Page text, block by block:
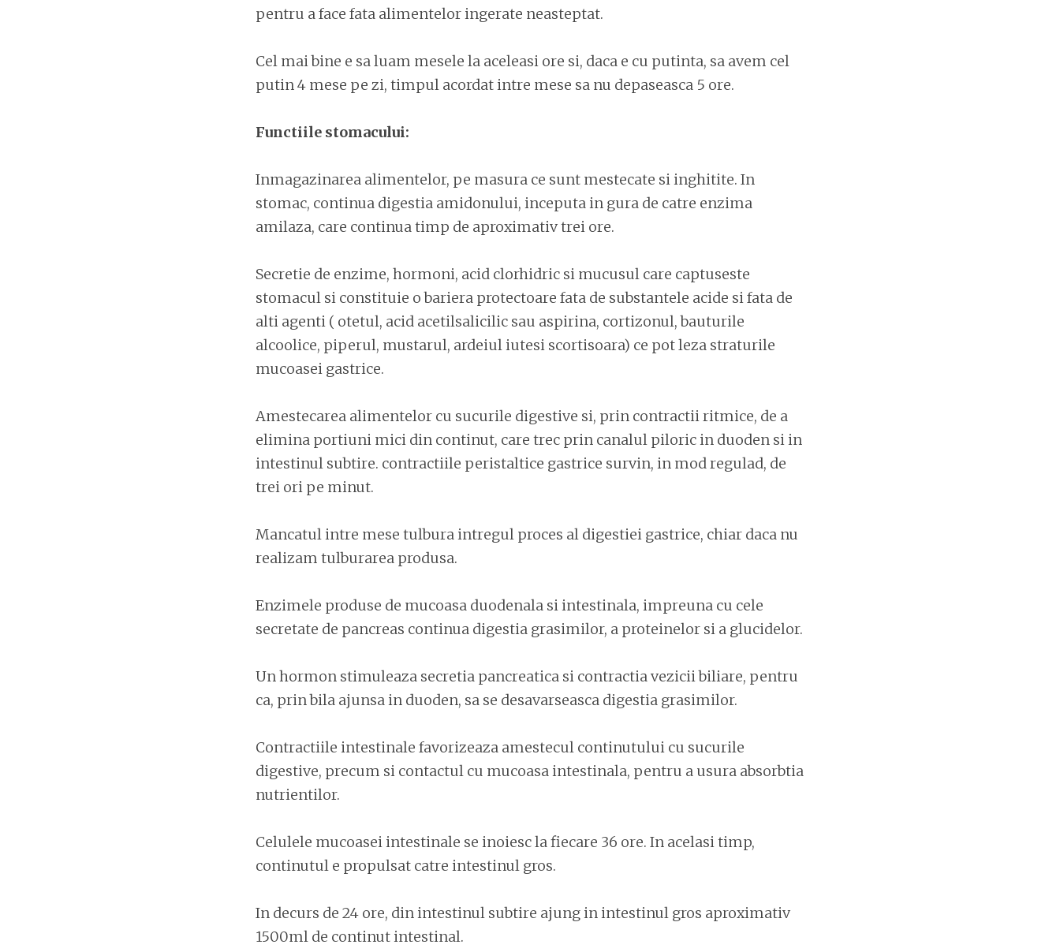
pentru a face fata alimentelor ingerate neasteptat.
Cel mai bine e sa luam mesele la aceleasi ore si, daca e cu putinta, sa avem cel
putin 4 mese pe zi, timpul acordat intre mese sa nu depaseasca 5 ore.
Functiile stomacului:
Inmagazinarea alimentelor, pe masura ce sunt mestecate si inghitite. In
stomac, continua digestia amidonului, inceputa in gura de catre enzima
amilaza, care continua timp de aproximativ trei ore.
Secretie de enzime, hormoni, acid clorhidric si mucusul care captuseste
stomacul si constituie o bariera protectoare fata de substantele acide si fata de
alti agenti ( otetul, acid acetilsalicilic sau aspirina, cortizonul, bauturile
alcoolice, piperul, mustarul, ardeiul iutesi scortisoara) ce pot leza straturile
mucoasei gastrice.
Amestecarea alimentelor cu sucurile digestive si, prin contractii ritmice, de a
elimina portiuni mici din continut, care trec prin canalul piloric in duoden si in
intestinul subtire. contractiile peristaltice gastrice survin, in mod regulad, de
trei ori pe minut.
Mancatul intre mese tulbura intregul proces al digestiei gastrice, chiar daca nu
realizam tulburarea produsa.
Enzimele produse de mucoasa duodenala si intestinala, impreuna cu cele
secretate de pancreas continua digestia grasimilor, a proteinelor si a glucidelor.
Un hormon stimuleaza secretia pancreatica si contractia vezicii biliare, pentru
ca, prin bila ajunsa in duoden, sa se desavarseasca digestia grasimilor.
Contractiile intestinale favorizeaza amestecul continutului cu sucurile
digestive, precum si contactul cu mucoasa intestinala, pentru a usura absorbtia
nutrientilor.
Celulele mucoasei intestinale se inoiesc la fiecare 36 ore. In acelasi timp,
continutul e propulsat catre intestinul gros.
In decurs de 24 ore, din intestinul subtire ajung in intestinul gros aproximativ
1500ml de continut intestinal.